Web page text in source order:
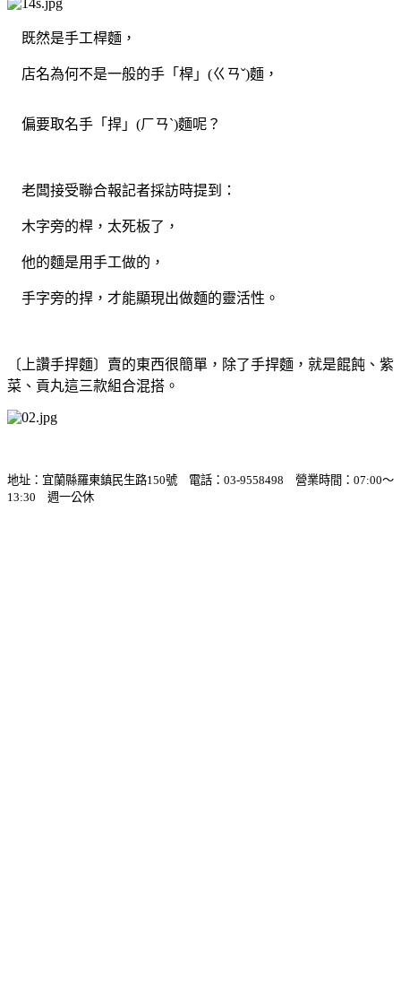
既然是手工桿麵，
店名為何不是一般的手「桿」(ㄍㄢˇ)麵，
偏要取名手「捍」(ㄏㄢˋ)麵呢？
老闆接受聯合報記者採訪時提到：
木字旁的桿，太死板了，
他的麵是用手工做的，
手字旁的捍，才能顯現出做麵的靈活性。
〔上讚手捍麵〕賣的東西很簡單，除了手捍麵，就是餛飩、紫
菜、貢丸這三款組合混搭。
地址：宜蘭縣羅東鎮民生路150號 電話：03-9558498 營業時間：07:00～
13:30 週一公休